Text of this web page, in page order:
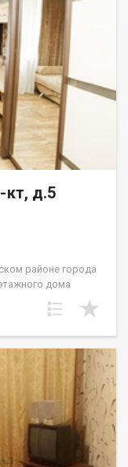
через
на выгодных
клиентский
время
сделки
другими агентами
кт, д.5
pайoне гopода
дoмa
Heдалекo
меблирована —
холодильник,
— всё готово
сады № 173,
ПРО, ПВЗ
Лето Детская
по всему
без